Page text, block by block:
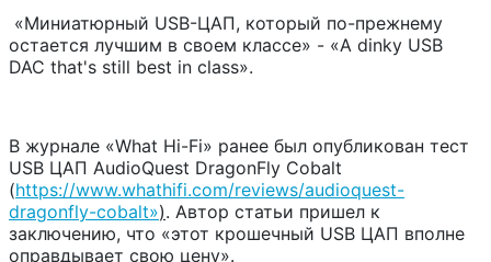
«Миниатюрный USB-ЦАП, который по-прежнему
остается лучшим в своем классе» - «A dinky USB
DAC that's still best in class».
В журнале «What Hi-Fi» ранее был опубликован тест
USB ЦАП AudioQuest DragonFly Cobalt
(https://www.whathifi.com/reviews/audioquest-
dragonfly-cobalt»). Автор статьи пришел к
заключению, что «этот крошечный USB ЦАП вполне
оправдывает свою цену».